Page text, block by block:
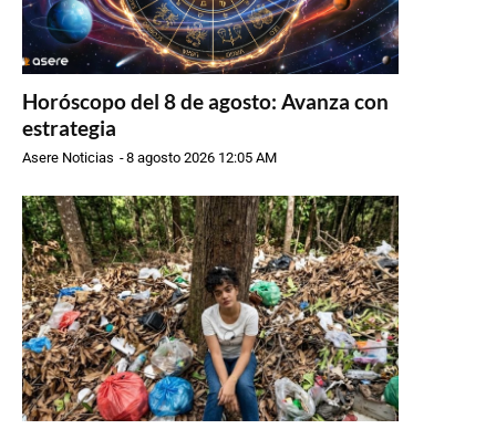
Horóscopo del 8 de agosto: Avanza con
estrategia
Asere Noticias -8 agosto 2026 12:05 AM